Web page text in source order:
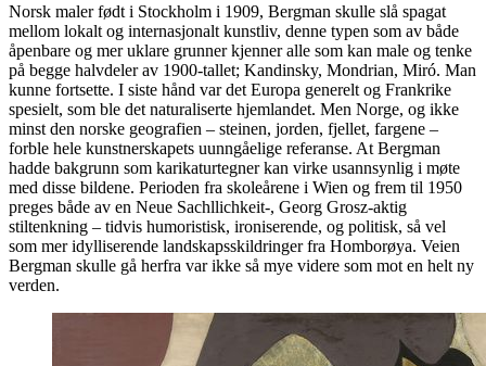
Norsk maler født i Stockholm i 1909, Bergman skulle slå spagat
mellom lokalt og internasjonalt kunstliv, denne typen som av både
åpenbare og mer uklare grunner kjenner alle som kan male og tenke
på begge halvdeler av 1900-tallet; Kandinsky, Mondrian, Miró. Man
kunne fortsette. I siste hånd var det Europa generelt og Frankrike
spesielt, som ble det naturaliserte hjemlandet. Men Norge, og ikke
minst den norske geografien – steinen, jorden, fjellet, fargene –
forble hele kunstnerskapets uunngåelige referanse. At Bergman
hadde bakgrunn som karikaturtegner kan virke usannsynlig i møte
med disse bildene. Perioden fra skoleårene i Wien og frem til 1950
preges både av en Neue Sachllichkeit-, Georg Grosz-aktig
stiltenkning – tidvis humoristisk, ironiserende, og politisk, så vel
som mer idylliserende landskapsskildringer fra Homborøya. Veien
Bergman skulle gå herfra var ikke så mye videre som mot en helt ny
verden.